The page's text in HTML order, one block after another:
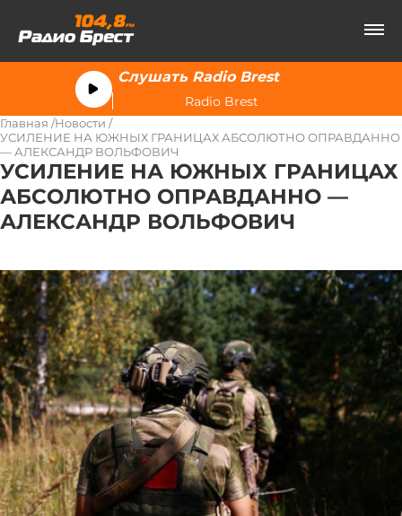
Слушать Radio Brest
Radio Brest
Главная Новости
УСИЛЕНИЕ НА ЮЖНЫХ ГРАНИЦАХ АБСОЛЮТНО ОПРАВДАННО
— АЛЕКСАНДР ВОЛЬФОВИЧ
УСИЛЕНИЕ НА ЮЖНЫХ ГРАНИЦАХ
АБСОЛЮТНО ОПРАВДАННО —
АЛЕКСАНДР ВОЛЬФОВИЧ